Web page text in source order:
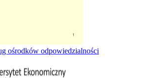
ośrodków odpowiedzialności